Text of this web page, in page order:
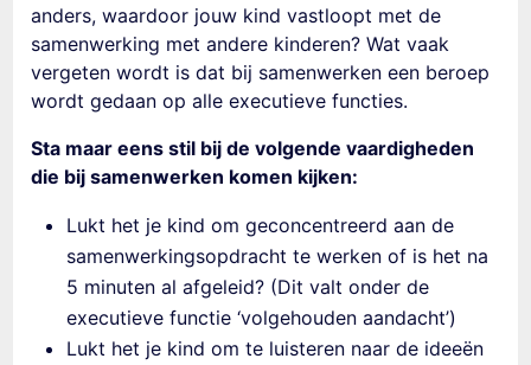
anders, waardoor jouw kind vastloopt met de
samenwerking met andere kinderen? Wat vaak
vergeten wordt is dat bij samenwerken een beroep
wordt gedaan op alle executieve functies.
Sta maar eens stil bij de volgende vaardigheden
die bij samenwerken komen kijken:
Lukt het je kind om geconcentreerd aan de
samenwerkingsopdracht te werken of is het na
5 minuten al afgeleid? (Dit valt onder de
executieve functie ‘volgehouden aandacht’)
Lukt het je kind om te luisteren naar de ideeën